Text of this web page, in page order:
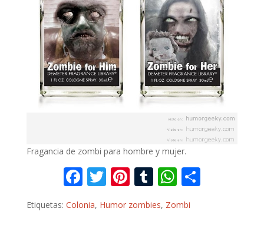
Fragancia de zombi para hombre y mujer.
F
ac
e
T
itt
Pi
nt
er
T
u
m
W
h
at
Etiquetas: Colonia, Humor zombies, Zombi